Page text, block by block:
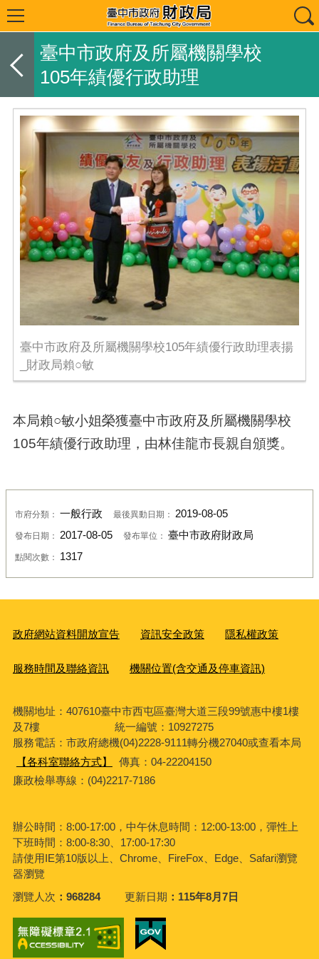
臺中市政府及所屬機關學校
105年績優行政助理
臺中市政府及所屬機關學校105年績優行政助理表揚
_財政局賴○敏
本局賴○敏小姐榮獲臺中市政府及所屬機關學校
105年績優行政助理，由林佳龍市長親自頒獎。
市府分類： 一般行政 最後異動日期： 2019-08-05
發布日期： 2017-08-05 發布單位： 臺中市政府財政局
點閱次數： 1317
政府網站資料開放宣告 資訊安全政策 隱私權政策
服務時間及聯絡資訊 機關位置(含交通及停車資訊)
機關地址：407610臺中市西屯區臺灣大道三段99號惠中樓1樓
及7樓 統一編號：10927275
服務電話：市政府總機(04)2228-9111轉分機27040或查看本局
【各科室聯絡方式】
傳真：04-22204150
廉政檢舉專線：(04)2217-7186
辦公時間：8:00-17:00，中午休息時間：12:00-13:00，彈性上
下班時間：8:00-8:30、17:00-17:30
請使用IE第10版以上、Chrome、FireFox、Edge、Safari瀏覽
器瀏覽
瀏覽人次
968284 更新日期 115年8月7日